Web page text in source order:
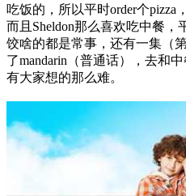
吃饭的，所以平时order个pizza
而且Sheldon那么喜欢吃中餐
饺啥的都是常事，还有一集（
了mandarin（普通话），去和
有大家想的那么难。